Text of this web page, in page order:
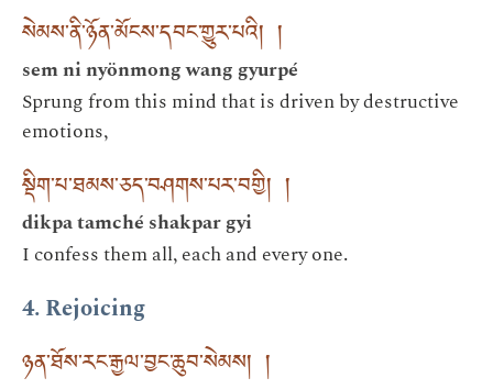
སེམས་ནི་ཉོན་མོངས་དབང་གྱུར་པའི། །
sem ni nyönmong wang gyurpé
Sprung from this mind that is driven by destructive
emotions,
སྡིག་པ་ཐམས་ཅད་བཤགས་པར་བགྱི། །
dikpa tamché shakpar gyi
I confess them all, each and every one.
4. Rejoicing
ཉན་ཐོས་རང་རྒྱལ་བྱང་ཆུབ་སེམས། །